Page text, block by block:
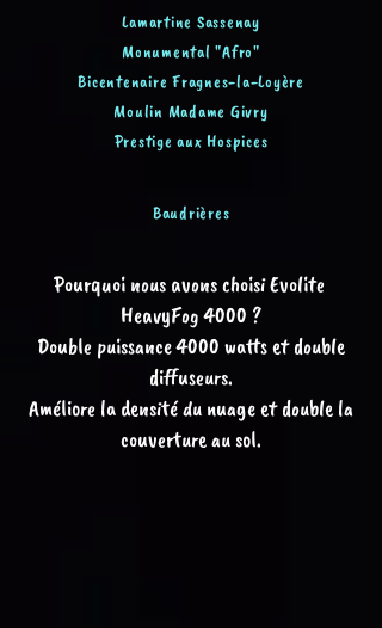
Lamartine Sassenay
Monumental "Afro"
Bicentenaire Fragnes-la-Loyère
Moulin Madame Givry
Prestige aux Hospices
Baudrières
Pourquoi nous avons choisi Evolite
HeavyFog 4000 ?
Double puissance 4000 watts et double
diffuseurs.
Améliore la densité du nuage et double la
couverture au sol.